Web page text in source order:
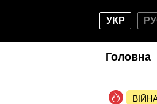
УКР
Головна